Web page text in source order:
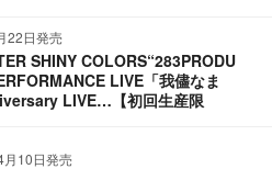
22日発売
SHINY COLORS“283PRODU
LIVE「我儘なま
LIVE…【初回生産限
10日発売